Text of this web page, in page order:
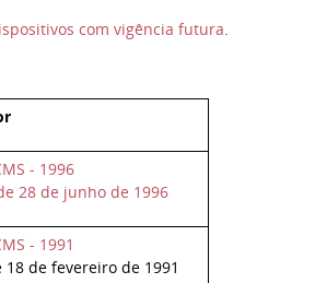
com vigência futura.
- 1996
28 de junho de 1996
- 1991
de fevereiro de 1991